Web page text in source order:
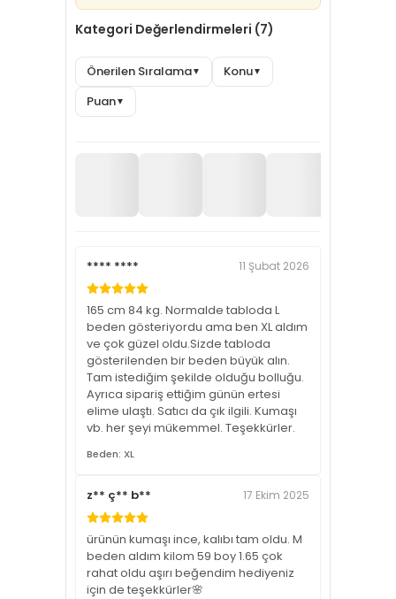
Kategori Değerlendirmeleri (7)
Önerilen Sıralama▼ Konu▼
Puan▼
**** **** 11 Şubat 2026
165 cm 84 kg. Normalde tabloda L
beden gösteriyordu ama ben XL aldım
ve çok güzel oldu.Sizde tabloda
gösterilenden bir beden büyük alın.
Tam istediğim şekilde olduğu bolluğu.
Ayrıca sipariş ettiğim günün ertesi
elime ulaştı. Satıcı da çık ilgili. Kumaşı
vb. her şeyi mükemmel. Teşekkürler.
Beden: XL
z** ç** b** 17 Ekim 2025
ürünün kumaşı ince, kalıbı tam oldu. M
beden aldım kilom 59 boy 1.65 çok
rahat oldu aşırı beğendim hediyeniz
için de teşekkürler🌸